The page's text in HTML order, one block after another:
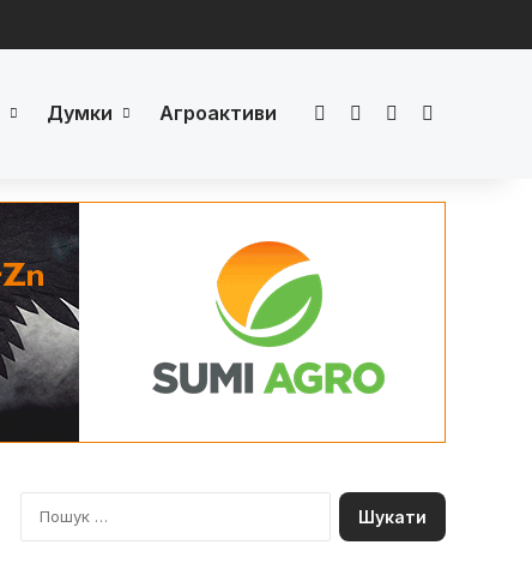
Думки Агроактиви FacebookLinkedInYouTube
П
о